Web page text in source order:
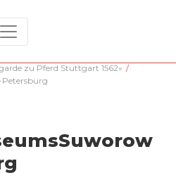
zu Pferd Stuttgart 1562» /